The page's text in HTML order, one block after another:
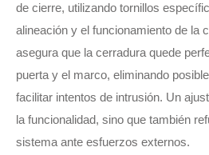
de cierre, utilizando tornillos
alineación y el funcionamiento de la
asegura que la cerradura quede
puerta y el marco, eliminando
facilitar intentos de intrusión. Un
la funcionalidad, sino que también
sistema ante esfuerzos externos.